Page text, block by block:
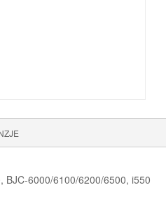
BJC-6000/6100/6200/6500, i550